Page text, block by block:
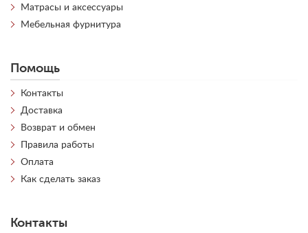
Матрасы и аксессуары
Мебельная фурнитура
Помощь
Контакты
Доставка
Возврат и обмен
Правила работы
Оплата
Как сделать заказ
Контакты